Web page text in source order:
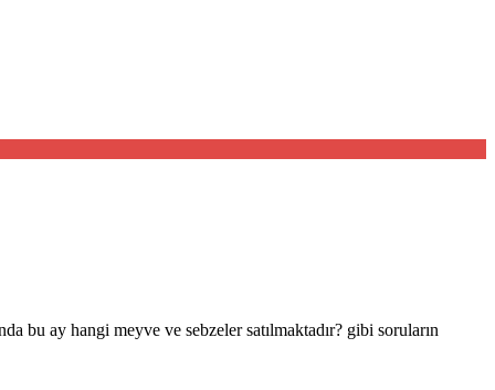
bu ay hangi meyve ve sebzeler satılmaktadır? gibi soruların